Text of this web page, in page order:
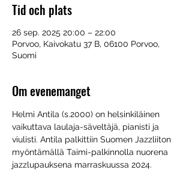
Tid och plats
26 sep. 2025 20:00 – 22:00
Porvoo, Kaivokatu 37 B, 06100 Porvoo,
Suomi
Om evenemanget
Helmi Antila (s.2000) on helsinkiläinen
vaikuttava laulaja-säveltäjä, pianisti ja
viulisti. Antila palkittiin Suomen Jazzliiton
myöntämällä Taimi-palkinnolla nuorena
jazzlupauksena marraskuussa 2024.